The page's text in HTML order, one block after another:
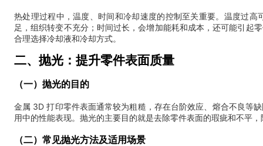
热处理过程中，温度、时间和冷却速度的控制至关重要。温度过
足，组织转变不充分；时间过长，会增加能耗和成本，还可能引起
合理选择冷却液和冷却方式。
二、抛光：提升零件表面质量
（一）抛光的目的
金属 3D 打印零件表面通常较为粗糙，存在台阶效应、熔合不良等
用中的性能表现。抛光的主要目的就是去除零件表面的瑕疵和不平
（二）常见抛光方法及适用场景